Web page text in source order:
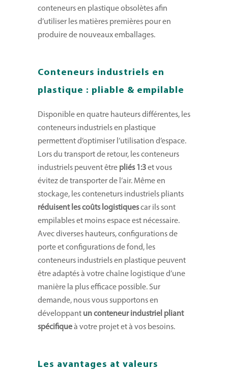
conteneurs en plastique obsolètes afin
d’utiliser les matières premières pour en
produire de nouveaux emballages.
Conteneurs industriels en
plastique : pliable & empilable
Disponible en quatre hauteurs différentes, les
conteneurs industriels en plastique
permettent d’optimiser l’utilisation d’espace.
Lors du transport de retour, les conteneurs
industriels peuvent être pliés 1:3et vous
évitez de transporter de l’air. Même en
stockage, les conteneturs industriels pliants
réduisent les coûts logistiquescar ils sont
empilables et moins espace est nécessaire.
Avec diverses hauteurs, configurations de
porte et configurations de fond, les
conteneurs industriels en plastique peuvent
être adaptés à votre chaîne logistique d’une
manière la plus efficace possible. Sur
demande, nous vous supportons en
développant un conteneur industriel pliant
spécifiqueà votre projet et à vos besoins.
Les avantages at valeurs